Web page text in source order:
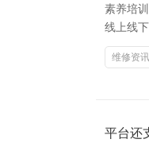
素养培
线上线
维修资讯
平台还